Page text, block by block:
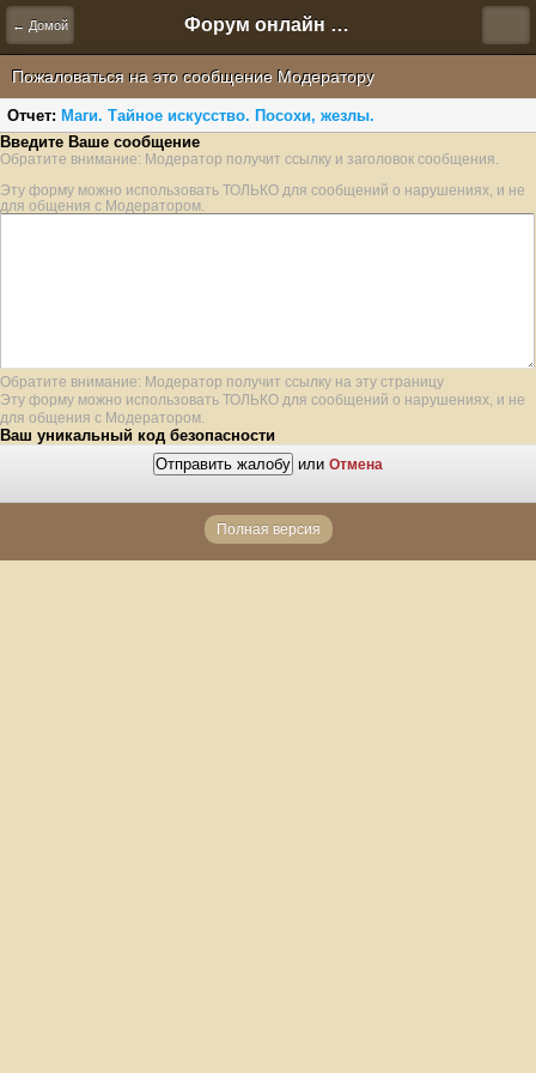
← Домой Форум онлайн игры "Новая Эра" (Нюра Биз)
Пожаловаться на это сообщение Модератору
Отчет: Маги. Тайное искусство. Посохи, жезлы.
Введите Ваше сообщение
Обратите внимание: Модератор получит ссылку и заголовок сообщения.
Эту форму можно использовать ТОЛЬКО для сообщений о нарушениях, и не
для общения с Модератором.
Обратите внимание: Модератор получит ссылку на эту страницу
Эту форму можно использовать ТОЛЬКО для сообщений о нарушениях, и не
для общения с Модератором.
Ваш уникальный код безопасности
или Отмена
Полная версия